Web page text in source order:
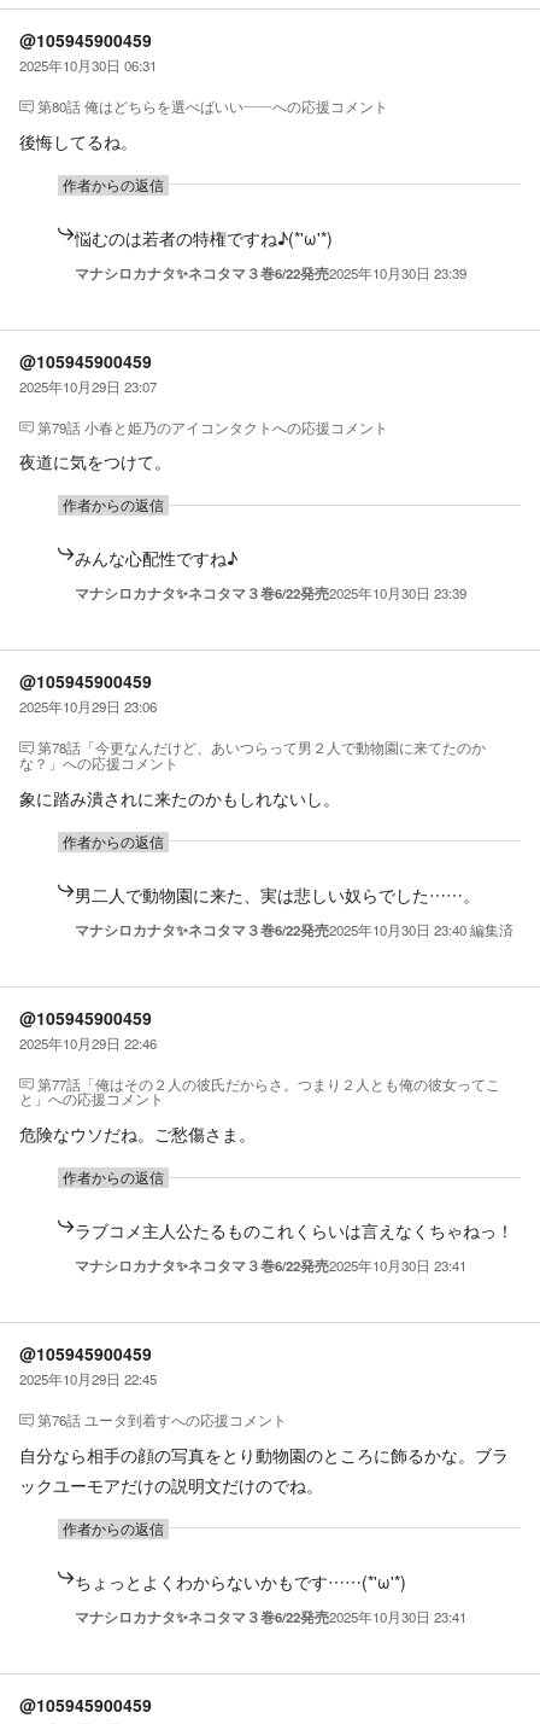
@105945900459
2025年10月30日 06:31
第80話 俺はどちらを選べばいい――への応援コメント
後悔してるね。
作者からの返信
悩むのは若者の特権ですね♪(*'ω'*)
マナシロカナタ✨ネコタマ３巻6/22発売2025年10月30日 23:39
@105945900459
2025年10月29日 23:07
第79話 小春と姫乃のアイコンタクトへの応援コメント
夜道に気をつけて。
作者からの返信
みんな心配性ですね♪
マナシロカナタ✨ネコタマ３巻6/22発売2025年10月30日 23:39
@105945900459
2025年10月29日 23:06
第78話「今更なんだけど、あいつらって男２人で動物園に来てたのか
な？」 への応援コメント
象に踏み潰されに来たのかもしれないし。
作者からの返信
男二人で動物園に来た、実は悲しい奴らでした……。
マナシロカナタ✨ネコタマ３巻6/22発売2025年10月30日 23:40編集済
@105945900459
2025年10月29日 22:46
第77話「俺はその２人の彼氏だからさ。つまり２人とも俺の彼女ってこ
と」への応援コメント
危険なウソだね。ご愁傷さま。
作者からの返信
ラブコメ主人公たるものこれくらいは言えなくちゃねっ！
マナシロカナタ✨ネコタマ３巻6/22発売2025年10月30日 23:41
@105945900459
2025年10月29日 22:45
第76話 ユータ到着すへの応援コメント
自分なら相手の顔の写真をとり動物園のところに飾るかな。ブラ
ックユーモアだけの説明文だけのでね。
作者からの返信
ちょっとよくわからないかもです……(*'ω'*)
マナシロカナタ✨ネコタマ３巻6/22発売2025年10月30日 23:41
@105945900459